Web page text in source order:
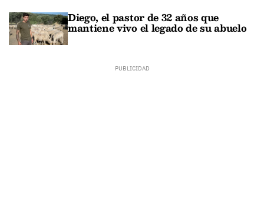
Diego, el pastor de 32 años que
mantiene vivo el legado de su abuelo